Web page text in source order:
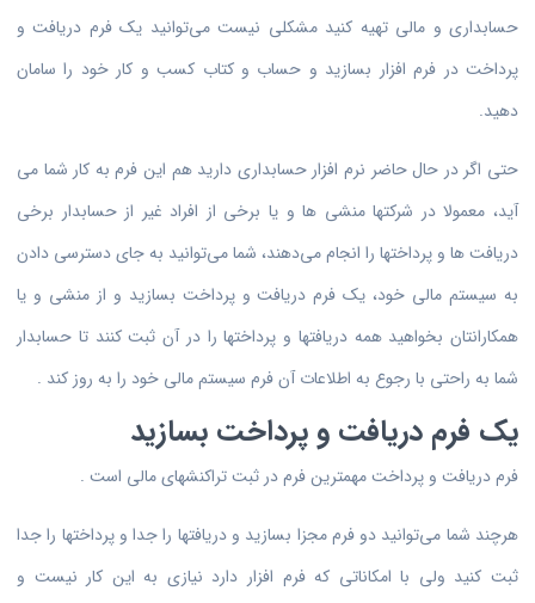
حسابداری و مالی تهیه کنید مشکلی نیست می‌توانید یک فرم دریافت و
پرداخت در فرم افزار بسازید و حساب و کتاب کسب و کار خود را سامان
دهید.
حتی اگر در حال حاضر نرم افزار حسابداری دارید هم این فرم به کار شما می
آید، معمولا در شرکتها منشی ها و یا برخی از افراد غیر از حسابدار برخی
دریافت ها و پرداختها را انجام می‌دهند، شما می‌توانید به جای دسترسی دادن
به سیستم مالی خود، یک فرم دریافت و پرداخت بسازید و از منشی و یا
همکارانتان بخواهید همه دریافتها و پرداختها را در آن ثبت کنند تا حسابدار
شما به راحتی با رجوع به اطلاعات آن فرم سیستم مالی خود را به روز کند .
یک فرم دریافت و پرداخت بسازید
فرم دریافت و پرداخت مهمترین فرم در ثبت تراکنشهای مالی است .
هرچند شما می‌توانید دو فرم مجزا بسازید و دریافتها را جدا و پرداختها را جدا
ثبت کنید ولی با امکاناتی که فرم افزار دارد نیازی به این کار نیست و